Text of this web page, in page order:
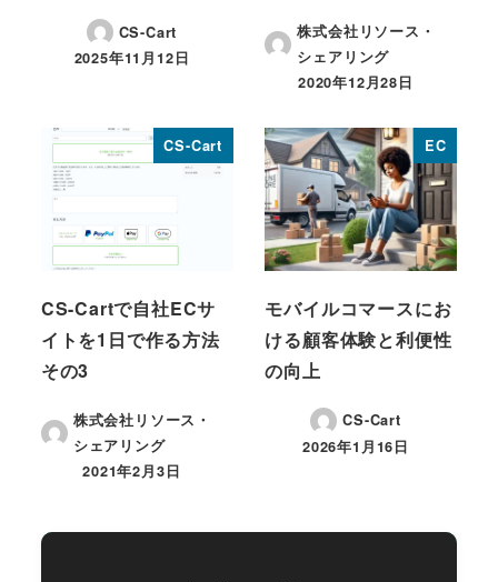
CS-Cart
投稿日
2025年11月12日
株式会社リソース・
シェアリング
投稿日
2020年12月28日
CS-Cart
CS-Cartで自社ECサ
イトを1日で作る方法
その3
株式会社リソース・
シェアリング
投稿日
2021年2月3日
EC
モバイルコマースにお
ける顧客体験と利便性
の向上
CS-Cart
投稿日
2026年1月16日